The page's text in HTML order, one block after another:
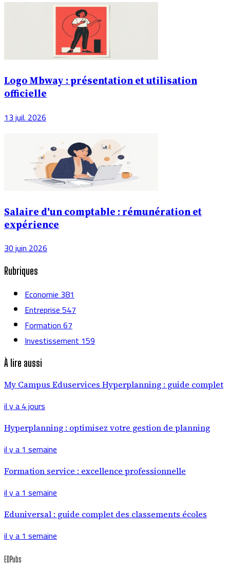
Logo Mbway : présentation et utilisation
officielle
13 juil. 2026
Salaire d'un comptable : rémunération et
expérience
30 juin 2026
Rubriques
Economie381
Entreprise547
Formation67
Investissement159
À lire aussi
My Campus Eduservices Hyperplanning : guide complet
il y a 4 jours
Hyperplanning : optimisez votre gestion de planning
il y a 1 semaine
Formation service : excellence professionnelle
il y a 1 semaine
Eduniversal : guide complet des classements écoles
il y a 1 semaine
EDPubs